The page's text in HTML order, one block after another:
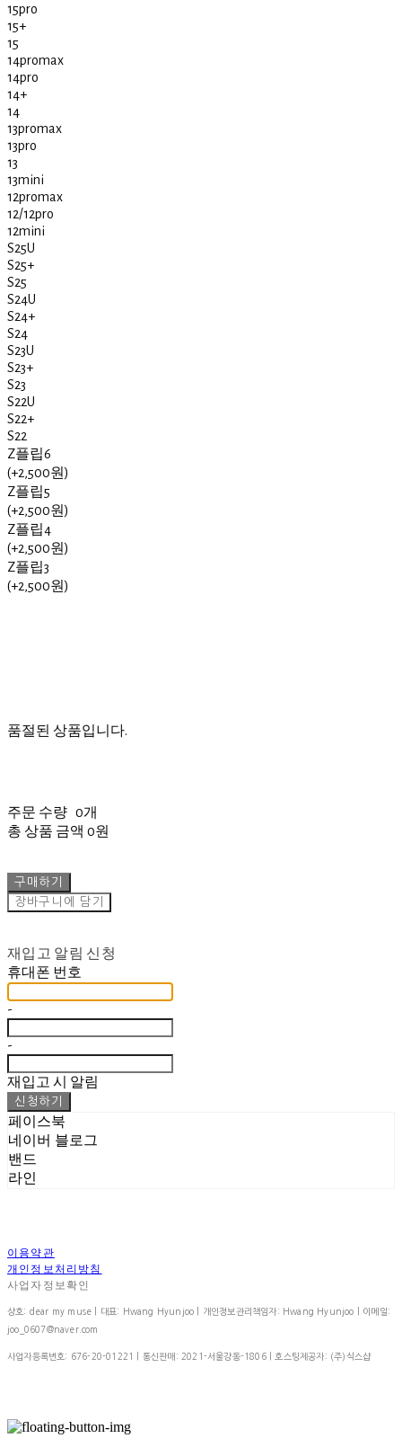
15pro
15+
15
14promax
14pro
14+
14
13promax
13pro
13
13mini
12promax
12/12pro
12mini
S25U
S25+
S25
S24U
S24+
S24
S23U
S23+
S23
S22U
S22+
S22
Z플립6
(+2,500원)
Z플립5
(+2,500원)
Z플립4
(+2,500원)
Z플립3
(+2,500원)
품절된 상품입니다.
주문 수량 0개
총 상품 금액 0원
구매하기
장바구니에 담기
재입고 알림 신청
휴대폰 번호
-
-
재입고 시 알림
신청하기
페이스북
네이버 블로그
밴드
라인
이용약관
개인정보처리방침
사업자정보확인
상호: dear my muse | 대표: Hwang Hyunjoo | 개인정보관리책임자: Hwang Hyunjoo | 이메일:
joo_0607@naver.com
사업자등록번호: 676-20-01221 | 통신판매: 2021-서울강동-1806| 호스팅제공자: (주)식스샵